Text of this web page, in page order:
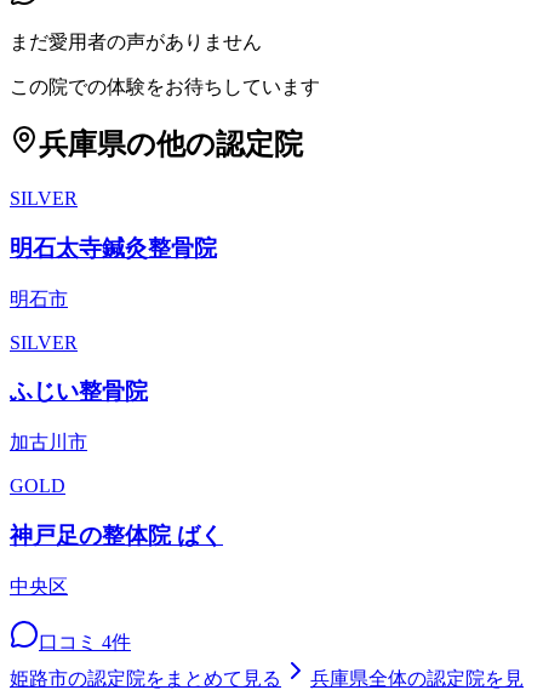
まだ愛用者の声がありません
この院での体験をお待ちしています
兵庫県の他の認定院
SILVER
明石太寺鍼灸整骨院
明石市
SILVER
ふじい整骨院
加古川市
GOLD
神戸足の整体院 ばく
中央区
口コミ 4件
姫路市の認定院をまとめて見る 兵庫県全体の認定院を見